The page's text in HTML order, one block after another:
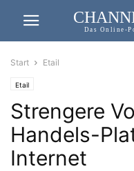
Das Online-
Start Etail
Etail
Strengere
Handels-
Internet